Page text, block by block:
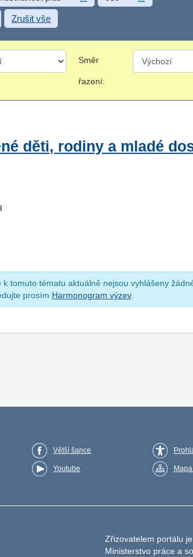
Zrušit vše
Směr
řazení:
děti, rodiny a mladé
tomuto tématu aktuálně nejsou vyhlášeny
prosím Harmonogram výzev.
Větší šance
Youtube
Zřizovatelem portálu je
Ministerstvo práce a